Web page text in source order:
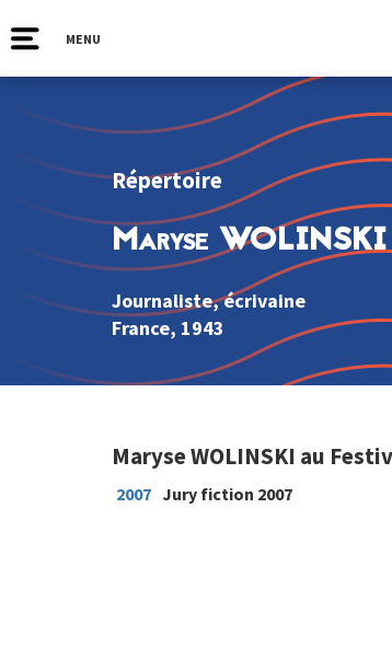
MENU
Répertoire
Maryse WOLINSKI
Journaliste, écrivaine
France, 1943
Maryse WOLINSKI au
2007 Jury fiction 2007